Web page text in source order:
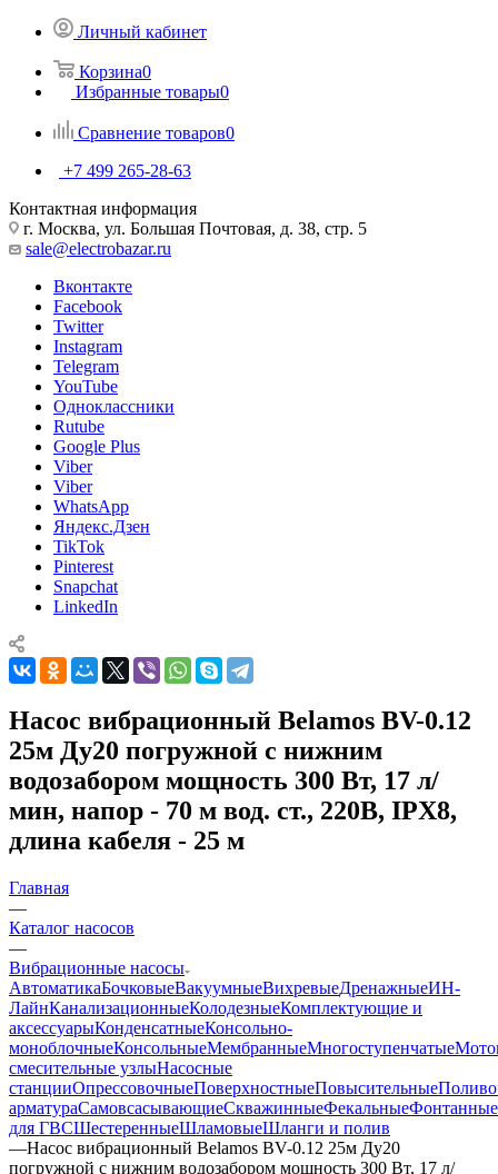
Личный кабинет
Корзина0
Избранные товары0
Сравнение товаров0
+7 499 265-28-63
Контактная информация
г. Москва, ул. Большая Почтовая, д. 38, стр. 5
sale@electrobazar.ru
Вконтакте
Facebook
Twitter
Instagram
Telegram
YouTube
Одноклассники
Rutube
Google Plus
Viber
Viber
WhatsApp
Яндекс.Дзен
TikTok
Pinterest
Snapchat
LinkedIn
Насос вибрационный Belamos BV-0.12
25м Ду20 погружной с нижним
водозабором мощность 300 Вт, 17 л/
мин, напор - 70 м вод. ст., 220В, IPX8,
длина кабеля - 25 м
Главная
—
Каталог насосов
—
Вибрационные насосы
АвтоматикаБочковыеВакуумныеВихревыеДренажныеИН-
ЛайнКанализационныеКолодезныеКомплектующие и
аксессуарыКонденсатныеКонсольно-
моноблочныеКонсольныеМембранныеМногоступенчатые
смесительные узлыНасосные
станцииОпрессовочныеПоверхностныеПовысительные
арматураСамовсасывающиеСкважинныеФекальныеФонтанные
для ГВСШестеренныеШламовыеШланги и полив
—Насос вибрационный Belamos BV-0.12 25м Ду20
погружной с нижним водозабором мощность 300 Вт, 17 л/